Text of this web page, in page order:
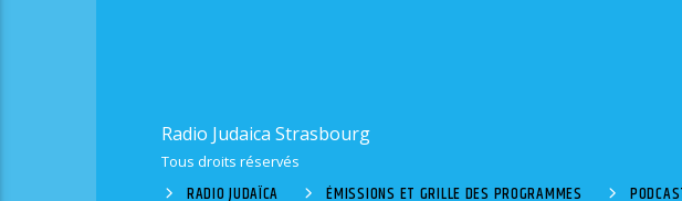
Radio Judaica Strasbourg
Tous droits réservés
RADIO JUDAÏCA ÉMISSIONS ET GRILLE DES PROGRAMMES